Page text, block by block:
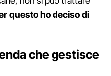
questo ho deciso di
che gestisce